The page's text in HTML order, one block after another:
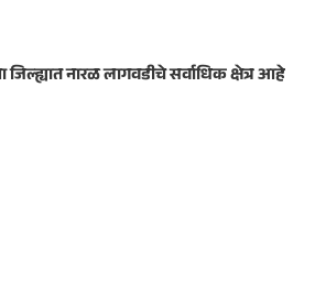
नारळ लागवडीचे सर्वाधिक क्षेत्र आहे